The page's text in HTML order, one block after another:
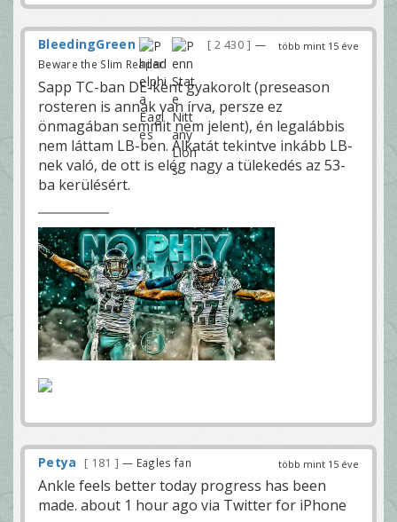
több mint 15 éve
BleedingGreen 2 430
—
Beware the Slim Reaper!
Sapp TC-ban DE-ként gyakorolt (preseason
rosteren is annak van írva, persze ez
önmagában semmit nem jelent), én legalábbis
nem láttam LB-ben. Alkatát tekintve inkább LB-
nek való, de ott is elég nagy a tülekedés az 53-
ba kerülésért.
több mint 15 éve
Petya 181 — Eagles fan
Ankle feels better today progress has been
made. about 1 hour ago via Twitter for iPhone